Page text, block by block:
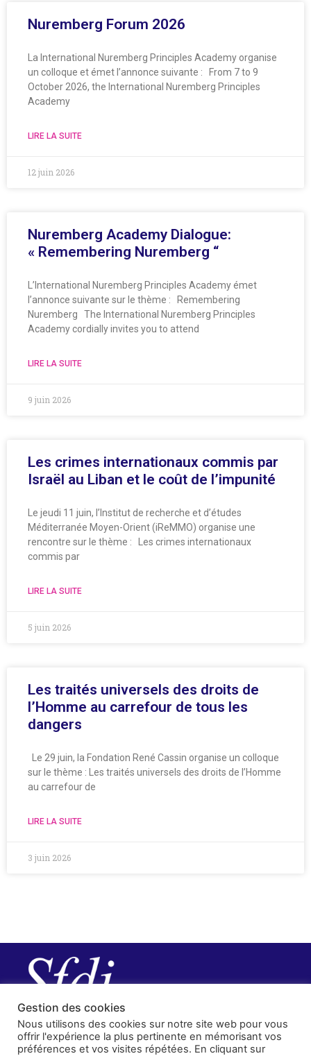
Nuremberg Forum 2026
La International Nuremberg Principles Academy organise
un colloque et émet l’annonce suivante : From 7 to 9
October 2026, the International Nuremberg Principles
Academy
LIRE LA SUITE
12 juin 2026
Nuremberg Academy Dialogue:
« Remembering Nuremberg “
L’International Nuremberg Principles Academy émet
l’annonce suivante sur le thème : Remembering
Nuremberg The International Nuremberg Principles
Academy cordially invites you to attend
LIRE LA SUITE
9 juin 2026
Les crimes internationaux commis par
Israël au Liban et le coût de l’impunité
Le jeudi 11 juin, l’Institut de recherche et d’études
Méditerranée Moyen-Orient (iReMMO) organise une
rencontre sur le thème : Les crimes internationaux
commis par
LIRE LA SUITE
5 juin 2026
Les traités universels des droits de
l’Homme au carrefour de tous les
dangers
Le 29 juin, la Fondation René Cassin organise un colloque
sur le thème : Les traités universels des droits de l’Homme
au carrefour de
LIRE LA SUITE
3 juin 2026
Gestion des cookies
Nous utilisons des cookies sur notre site web pour vous
offrir l'expérience la plus pertinente en mémorisant vos
préférences et vos visites répétées. En cliquant sur